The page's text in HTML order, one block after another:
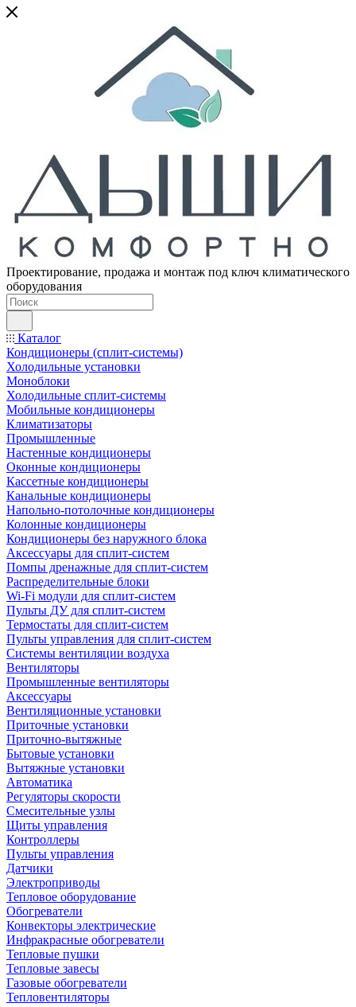
Проектирование, продажа и монтаж под ключ климатического
оборудования
Каталог
Кондиционеры (сплит-системы)
Холодильные установки
Моноблоки
Холодильные сплит-системы
Мобильные кондиционеры
Климатизаторы
Промышленные
Настенные кондиционеры
Оконные кондиционеры
Кассетные кондиционеры
Канальные кондиционеры
Напольно-потолочные кондиционеры
Колонные кондиционеры
Кондиционеры без наружного блока
Аксессуары для сплит-систем
Помпы дренажные для сплит-систем
Распределительные блоки
Wi-Fi модули для сплит-систем
Пульты ДУ для сплит-систем
Термостаты для сплит-систем
Пульты управления для сплит-систем
Системы вентиляции воздуха
Вентиляторы
Промышленные вентиляторы
Аксессуары
Вентиляционные установки
Приточные установки
Приточно-вытяжные
Бытовые установки
Вытяжные установки
Автоматика
Регуляторы скорости
Смесительные узлы
Щиты управления
Контроллеры
Пульты управления
Датчики
Электроприводы
Тепловое оборудование
Обогреватели
Конвекторы электрические
Инфракрасные обогреватели
Тепловые пушки
Тепловые завесы
Газовые обогреватели
Тепловентиляторы